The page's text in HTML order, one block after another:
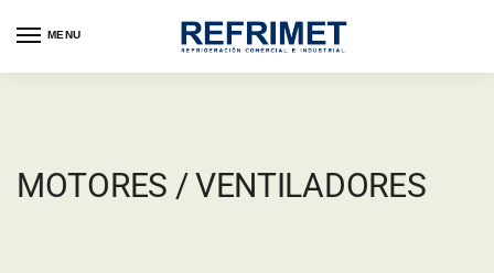
MENU
MOTORES / VENTILADORES